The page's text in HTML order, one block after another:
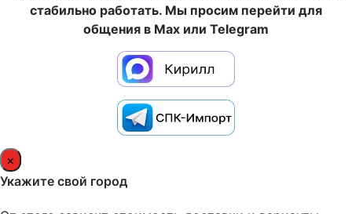
стабильно работать. Мы просим перейти для
общения в Max или Telegram
×
Укажите свой город